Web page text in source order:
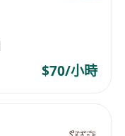
$70/小時